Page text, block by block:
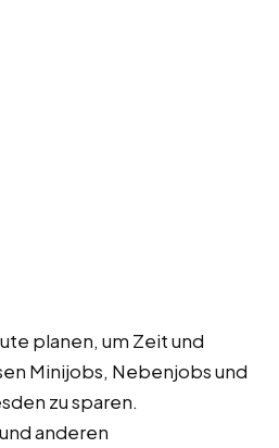
planen, um Zeit und
Minijobs, Nebenjobs und
zu sparen.
anderen